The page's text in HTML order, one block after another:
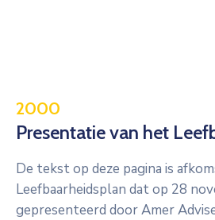
2000
Presentatie van het
De tekst op deze pagina is
Leefbaarheidsplan dat op 28
gepresenteerd door Amer